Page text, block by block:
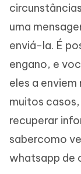
uma
enviá-la. É
engano, e
eles a
muitos
recuperar
sabercomo
whatsapp de